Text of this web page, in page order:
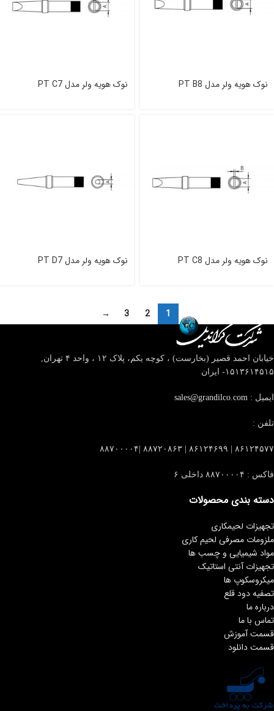
نوک هویه ولر مدل PT B8 نوک هویه ولر مدل PT C7
نوک هویه ولر مدل PT C8 نوک هویه ولر مدل PT D7
1
2
3
→
خیابان احمد قصیر (بخارست) ، کوچه یکم، پلاک ۱۲ ، واحد ۴
تهران,
۱۵۱۳۶۱۴۵۱۵- ایران
ایمیل : sales@grandilco.com
تلفن :
۸۶۱۲۴۵۷۷ | ۸۶۱۲۴۶۹۹ | ۸۸۷۲۰۸۶۳ |۸۸۷۰۰۰۰۴
فاکس : ۸۸۷۰۰۰۰۴ داخلی ۶
دسته بندی محصولات
تجهیزات لحیمکاری
ملزومات مصرفی لحیم کاری
مواد شیمیایی و چسب ها
تجهیزات آنتی استاتیک
میکروسکوپ ها
تصفیه دود قلع
درباره ما
تماس با ما
قسمت آموزش
قسمت دانلود